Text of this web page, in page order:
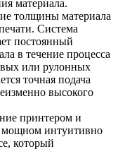
материала.
толщины материала
Система
постоянный
в течение процесса
или рулонных
точная подача
высокого
принтером и
мощном интуитивно
который